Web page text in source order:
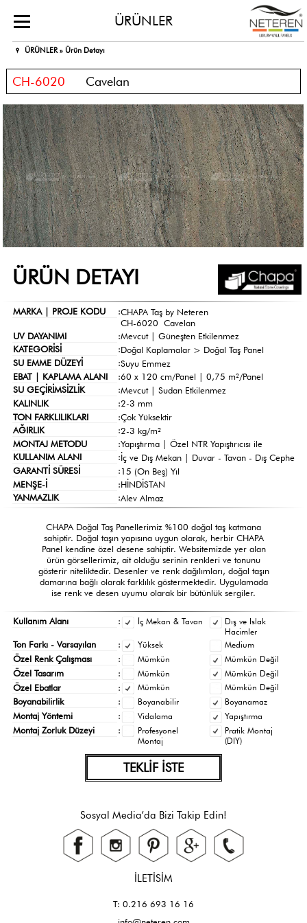
ÜRÜNLER
ÜRÜNLER » Ürün Detayı
CH-6020 Cavelan
ÜRÜN DETAYI
MARKA | PROJE KODU :CHAPA Taş by Neteren
CH-6020 Cavelan
UV DAYANIMI
:Mevcut | Güneşten Etkilenmez
KATEGORİSİ
:Doğal Kaplamalar > Doğal Taş Panel
SU EMME DÜZEYİ
:Suyu Emmez
EBAT | KAPLAMA ALANI
:60 x 120 cm/Panel | 0,75 m²/Panel
SU GEÇİRİMSİZLİK
:Mevcut | Sudan Etkilenmez
KALINLIK
:2-3 mm
TON FARKLILIKLARI
:Çok Yüksektir
AĞIRLIK
:2-3 kg/m²
MONTAJ METODU
:Yapıştırma | Özel NTR Yapıştırıcısı ile
KULLANIM ALANI
:İç ve Dış Mekan | Duvar - Tavan - Dış Cephe
GARANTİ SÜRESİ
:15 (On Beş) Yıl
MENŞE-İ
:HİNDİSTAN
YANMAZLIK
:Alev Almaz
CHAPA Doğal Taş Panellerimiz %100 doğal taş katmana
sahiptir. Doğal taşın yapısına uygun olarak, herbir CHAPA
Panel kendine özel desene sahiptir. Websitemizde yer alan
ürün görsellerimiz, ait olduğu serinin renkleri ve tonunu
gösterir niteliktedir. Desenler ve renk dağılımları, doğal taşın
damarına bağlı olarak farklılık göstermektedir. Uygulamada
ise renk ve desen uyumu olarak bir bütünlük sergiler.
Kullanım Alanı : İç Mekan & Tavan
Dış ve Islak
Hacimler
Ton Farkı - Varsayılan : Yüksek Medium
Özel Renk Çalışması : Mümkün Mümkün Değil
Özel Tasarım : Mümkün Mümkün Değil
Özel Ebatlar : Mümkün Mümkün Değil
Boyanabilirlik : Boyanabilir Boyanamaz
Montaj Yöntemi : Vidalama Yapıştırma
Montaj Zorluk Düzeyi :
Profesyonel
Montaj
Pratik Montaj
(DIY)
TEKLİF İSTE
Sosyal Media’da Bizi Takip Edin!
İLETİSİM
T: 0.216 693 16 16